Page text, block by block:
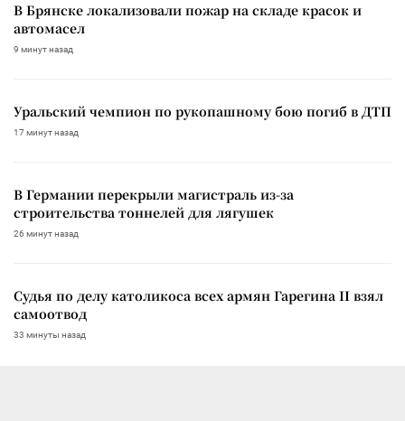
В Брянске локализовали пожар на складе красок и
автомасел
9 минут назад
Уральский чемпион по рукопашному бою погиб в ДТП
17 минут назад
В Германии перекрыли магистраль из-за
строительства тоннелей для лягушек
26 минут назад
Судья по делу католикоса всех армян Гарегина II взял
самоотвод
33 минуты назад